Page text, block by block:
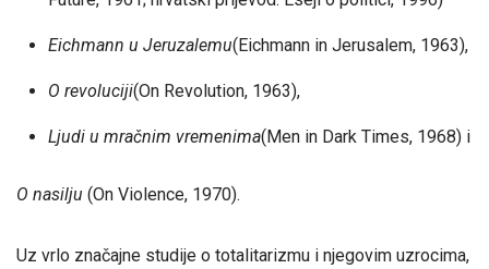
Eichmann u Jeruzalemu(Eichmann in Jerusalem, 1963),
O revoluciji(On Revolution, 1963),
Ljudi u mračnim vremenima(Men in Dark Times, 1968) i
O nasilju (On Violence, 1970).
Uz vrlo značajne studije o totalitarizmu i njegovim uzrocima,